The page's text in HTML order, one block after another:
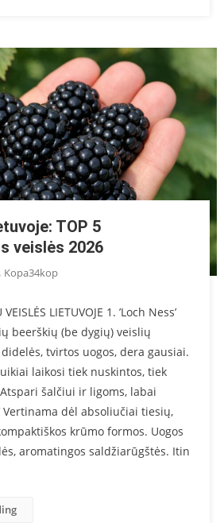
TOP 5
veislės 2026
Kopa34kop
LIETUVOJE 1. ’Loch Ness’
beerškių (be dygių) veislių
tvirtos uogos, dera gausiai.
laikosi tiek nuskintos, tiek
šalčiui ir ligoms, labai
Vertinama dėl absoliučiai tiesių,
krūmo formos. Uogos
aromatingos saldžiarūgštės. Itin